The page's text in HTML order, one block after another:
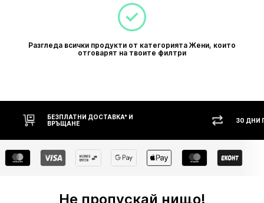
Разгледа всички продукти от категорията Жени, които
отговарят на твоите филтри
30 ДНИ ПРАВО НА ВРЪЩАНЕ
Не пропускай нищо!